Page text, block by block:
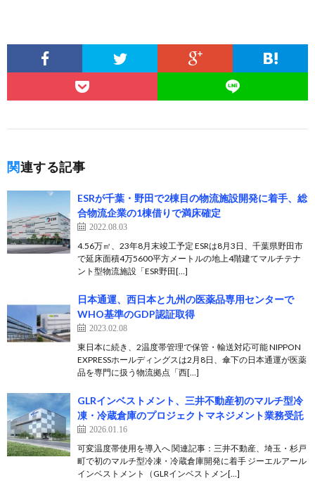
関連する記事
ESRが千葉・野田で2棟目の物流施設開発に着手、総
合物流企業の1棟借りで満床確定
2022.08.03
4.56万㎡、23年8月末竣工予定 ESRは8月3日、千葉県野⽥市
で延床面積4万5600平方メートルの地上4階建てマルチテナ
ント型物流施設「ESR野⽥[…]
日本通運、西日本と九州の医薬品専用センターで
WHO基準のGDP認証取得
2023.02.08
東日本に続き、2温度帯管理で保管・輸送対応可能 NIPPON
EXPRESSホールディングスは2月8日、傘下の日本通運が医薬
品を専門に扱う物流拠点「西[…]
GLRインベストメント、三井不動産初のマルチ型冷
凍・冷蔵倉庫のプロジェクトマネジメント業務受託
2026.01.16
可変温度帯使用を導入へ 関連記事：三井不動産、埼玉・杉戸
町で初のマルチ型冷凍・冷蔵倉庫開発に着手 ジーエルアール
インベストメント（GLRインベストメン[…]